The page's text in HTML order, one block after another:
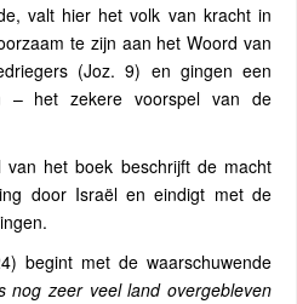
valt hier het volk van kracht in
te zijn aan het Woord van
(Joz. 9) en gingen een
– het zekere voorspel van de
het boek beschrijft de macht
door Israël en eindigt met de
begint met de waarschuwende
nog zeer veel land overgebleven